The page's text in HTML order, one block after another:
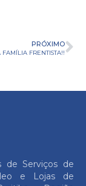
PRÓXIMO
FAMÍLIA FRENTISTA!!
de Serviços de
e Lojas de